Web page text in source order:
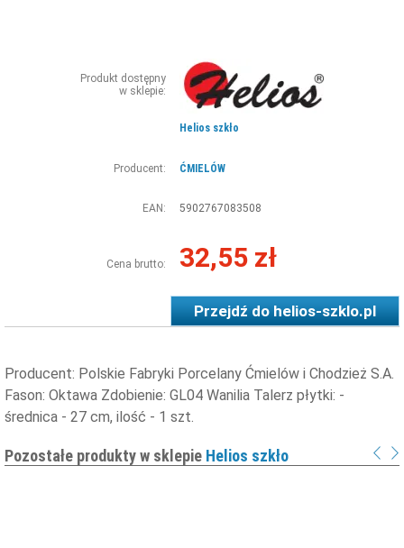
Produkt dostępny
w sklepie:
Helios szkło
Producent: ĆMIELÓW
EAN: 5902767083508
Cena brutto: 32,55 zł
Przejdź dohelios-szklo.pl
Producent: Polskie Fabryki Porcelany Ćmielów i Chodzież S.A.
Fason: Oktawa Zdobienie: GL04 Wanilia Talerz płytki: -
średnica - 27 cm, ilość - 1 szt.
Pozostałe produkty w sklepie Helios szkło